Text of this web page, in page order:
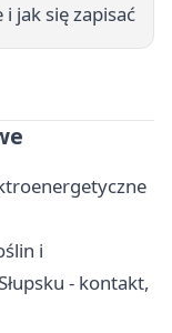
i jak się zapisać
i
- kontakt,